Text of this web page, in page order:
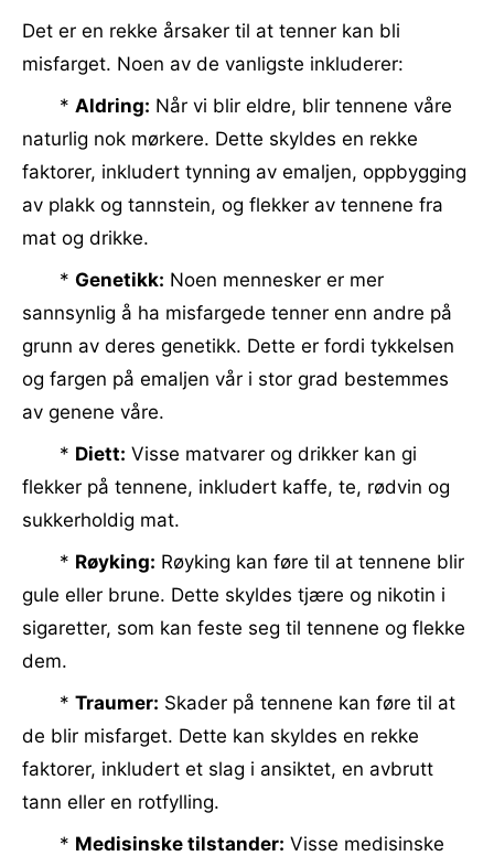
Det er en rekke årsaker til at tenner kan bli
misfarget. Noen av de vanligste inkluderer:
* Aldring: Når vi blir eldre, blir tennene våre
naturlig nok mørkere. Dette skyldes en rekke
faktorer, inkludert tynning av emaljen, oppbygging
av plakk og tannstein, og flekker av tennene fra
mat og drikke.
* Genetikk: Noen mennesker er mer
sannsynlig å ha misfargede tenner enn andre på
grunn av deres genetikk. Dette er fordi tykkelsen
og fargen på emaljen vår i stor grad bestemmes
av genene våre.
* Diett: Visse matvarer og drikker kan gi
flekker på tennene, inkludert kaffe, te, rødvin og
sukkerholdig mat.
* Røyking: Røyking kan føre til at tennene blir
gule eller brune. Dette skyldes tjære og nikotin i
sigaretter, som kan feste seg til tennene og flekke
dem.
* Traumer: Skader på tennene kan føre til at
de blir misfarget. Dette kan skyldes en rekke
faktorer, inkludert et slag i ansiktet, en avbrutt
tann eller en rotfylling.
* Medisinske tilstander: Visse medisinske